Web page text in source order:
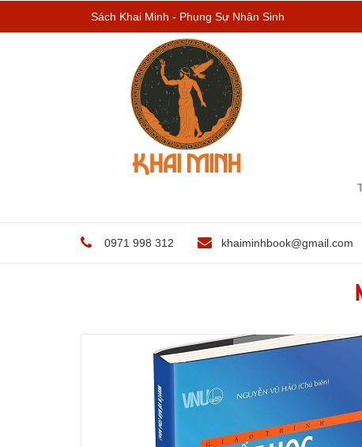
Sách Khai Minh - Phụng Sự Nhân Sinh
0971 998 312 khaiminhbook@gmail.com